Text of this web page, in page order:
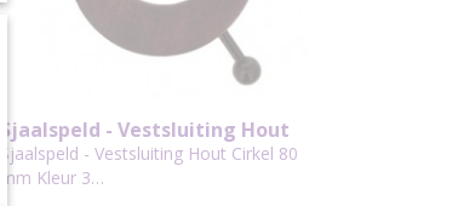
Sjaalspeld - Vestsluiting Hout
Cirkel 80 mm Kleur 3 Paarsbruin
Sjaalspeld - Vestsluiting Hout Cirkel 80
mm Kleur 3…